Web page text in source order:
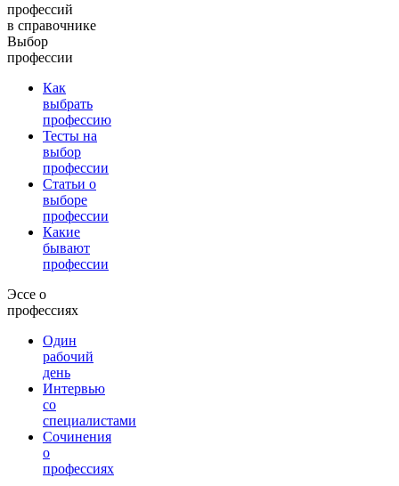
профессий
в справочнике
Выбор
профессии
Как
выбрать
профессию
Тесты на
выбор
профессии
Статьи о
выборе
профессии
Какие
бывают
профессии
Эссе о
профессиях
Один
рабочий
день
Интервью
со
специалистами
Сочинения
о
профессиях